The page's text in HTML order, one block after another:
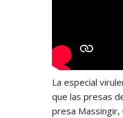
La especial
que las presas
presa